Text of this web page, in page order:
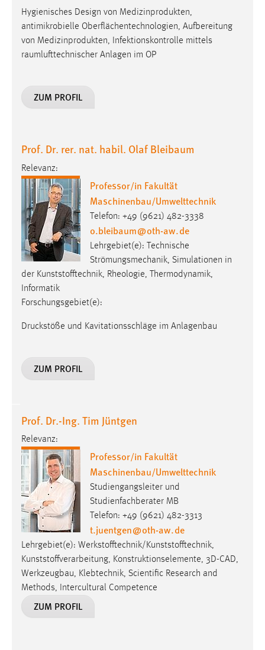
Hygienisches Design von Medizinprodukten,
antimikrobielle Oberflächentechnologien, Aufbereitung
von Medizinprodukten, Infektionskontrolle mittels
raumlufttechnischer Anlagen im OP
ZUM PROFIL
Prof. Dr. rer. nat. habil. Olaf Bleibaum
Relevanz:
Professor/in Fakultät
Maschinenbau/Umwelttechnik
Telefon: +49 (9621) 482-3338
o.bleibaum@oth-aw.de
Lehrgebiet(e): Technische
Strömungsmechanik, Simulationen in
der Kunststofftechnik, Rheologie, Thermodynamik,
Informatik
Forschungsgebiet(e):
Druckstöße und Kavitationsschläge im Anlagenbau
ZUM PROFIL
Prof. Dr.-Ing. Tim Jüntgen
Relevanz:
Professor/in Fakultät
Maschinenbau/Umwelttechnik
Studiengangsleiter und
Studienfachberater MB
Telefon: +49 (9621) 482-3313
t.juentgen@oth-aw.de
Lehrgebiet(e): Werkstofftechnik/Kunststofftechnik,
Kunststoffverarbeitung, Konstruktionselemente, 3D-CAD,
Werkzeugbau, Klebtechnik, Scientific Research and
Methods, Intercultural Competence
ZUM PROFIL
Conversion-Tracking
Cookie Laufzeit:
3 Monate
Facebook
Zweck:
Conversion-Tracking
Cookie Laufzeit:
3 Monate
EXTERNE MEDIEN
Um Inhalte von Videoplattformen und Social Media
Plattformen anzeigen zu können, werden von diesen